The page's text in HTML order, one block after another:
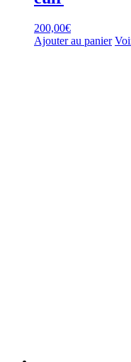
200,00€
Ajouter au panier